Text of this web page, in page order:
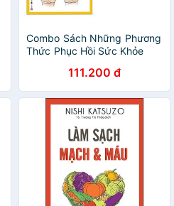
Combo Sách Những Phương
Thức Phục Hồi Sức Khỏe
111.200 đ